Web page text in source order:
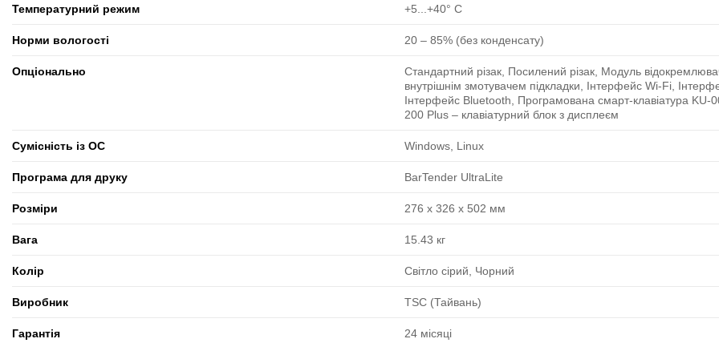
Температурний режим +5...+40° C
Норми вологості 20 ‒ 85% (без конденсату)
Опціонально
Стандартний різак, Посилений різак, Модуль
внутрішнім змотувачем підкладки, Інтерфейс Wi-Fi,
Інтерфейс Bluetooth, Програмована смарт-клавіатура KU-
200 Plus – клавіатурний блок з дисплеєм
Сумісність із ОС Windows, Linux
Програма для друку BarTender UltraLite
Розміри 276 x 326 x 502 мм
Вага 15.43 кг
Колір Світло сірий, Чорний
Виробник TSC (Тайвань)
Гарантія 24 місяці